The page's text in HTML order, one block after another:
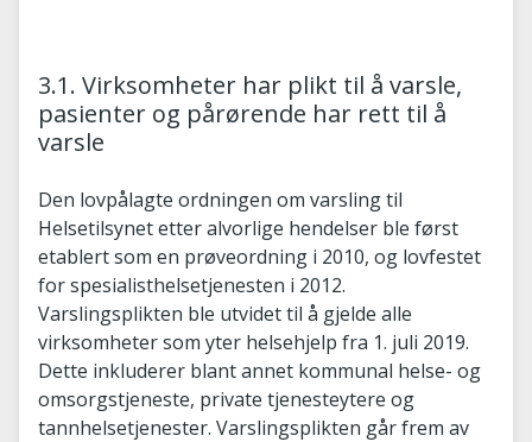
3.1. Virksomheter har plikt til å varsle,
pasienter og pårørende har rett til å
varsle
Den lovpålagte ordningen om varsling til
Helsetilsynet etter alvorlige hendelser ble først
etablert som en prøveordning i 2010, og lovfestet
for spesialisthelsetjenesten i 2012.
Varslingsplikten ble utvidet til å gjelde alle
virksomheter som yter helsehjelp fra 1. juli 2019.
Dette inkluderer blant annet kommunal helse- og
omsorgstjeneste, private tjenesteytere og
tannhelsetjenester. Varslingsplikten går frem av